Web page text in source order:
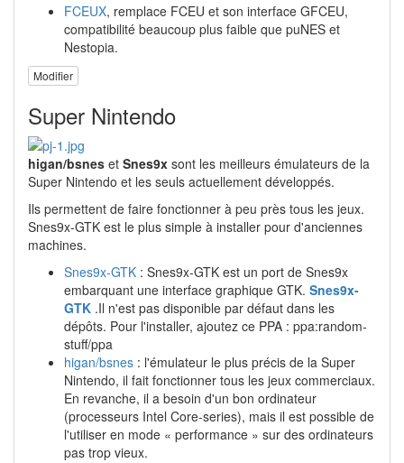
FCEUX, remplace FCEU et son interface GFCEU,
compatibilité beaucoup plus faible que puNES et
Nestopia.
Modifier
Super Nintendo
higan/bsnes et Snes9x sont les meilleurs émulateurs de la
Super Nintendo et les seuls actuellement développés.
Ils permettent de faire fonctionner à peu près tous les jeux.
Snes9x-GTK est le plus simple à installer pour d'anciennes
machines.
Snes9x-GTK : Snes9x-GTK est un port de Snes9x
embarquant une interface graphique GTK. Snes9x-
GTK .Il n'est pas disponible par défaut dans les
dépôts. Pour l'installer, ajoutez ce PPA : ppa:random-
stuff/ppa
higan/bsnes : l'émulateur le plus précis de la Super
Nintendo, il fait fonctionner tous les jeux commerciaux.
En revanche, il a besoin d'un bon ordinateur
(processeurs Intel Core-series), mais il est possible de
l'utiliser en mode « performance » sur des ordinateurs
pas trop vieux.